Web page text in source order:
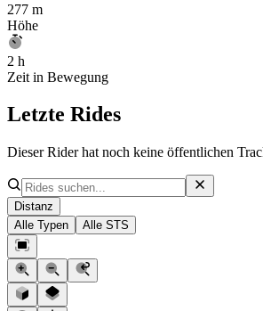
277 m
Höhe
2 h
Zeit in Bewegung
Letzte Rides
Dieser Rider hat noch keine öffentlichen
Distanz
Alle Typen
Alle STS